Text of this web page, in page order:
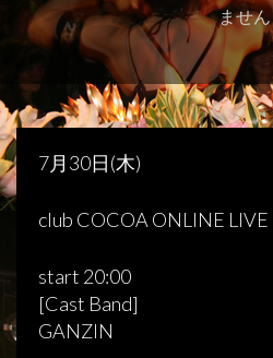
ません
7月30日(木)
club COCOA ONLINE LIVE
start 20:00
[Cast Band]
GANZIN